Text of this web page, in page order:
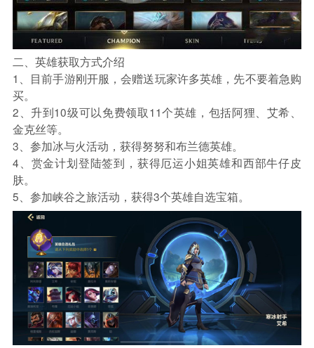
二、英雄获取方式介绍
1、目前手游刚开服，会赠送玩家许多英雄，先不要着急购
买。
2、升到10级可以免费领取11个英雄，包括阿狸、艾希、
金克丝等。
3、参加冰与火活动，获得努努和布兰德英雄。
4、赏金计划登陆签到，获得厄运小姐英雄和西部牛仔皮
肤。
5、参加峡谷之旅活动，获得3个英雄自选宝箱。